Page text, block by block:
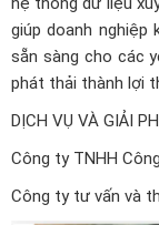
giúp doanh nghiệp
sẵn sàng cho các
phát thải thành lợi
DỊCH VỤ VÀ GIẢI
Công ty TNHH
Công ty tư vấn và